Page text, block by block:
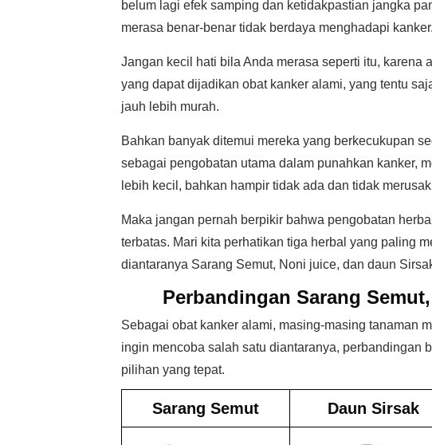
belum lagi efek samping dan ketidakpastian jangka
merasa benar-benar tidak berdaya menghadapi kanker.
Jangan kecil hati bila Anda merasa seperti itu, karena
yang dapat dijadikan obat kanker alami, yang tentu
jauh lebih murah.
Bahkan banyak ditemui mereka yang berkecukupan
sebagai pengobatan utama dalam punahkan kanker,
lebih kecil, bahkan hampir tidak ada dan tidak
Maka jangan pernah berpikir bahwa pengobatan
terbatas. Mari kita perhatikan tiga herbal yang paling
diantaranya Sarang Semut, Noni juice, dan daun
Perbandingan Sarang
Sebagai obat kanker alami, masing-masing tanaman
ingin mencoba salah satu diantaranya, perbandingan
pilihan yang tepat.
Sarang Semut Daun Sirsak